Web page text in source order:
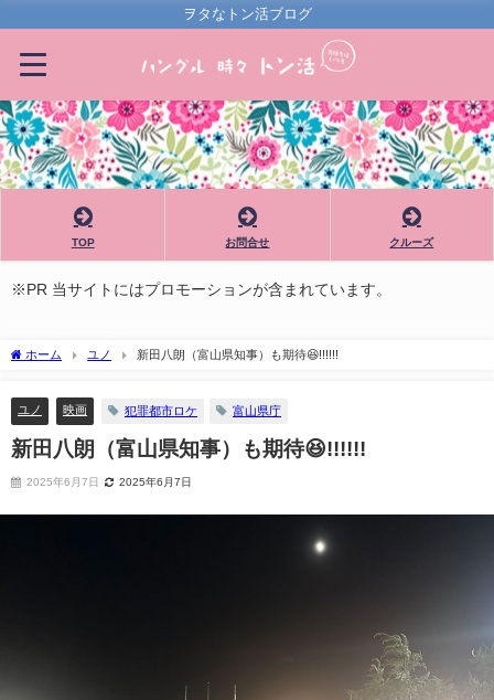
ヲタなトン活ブログ
TOP お問合せ クルーズ
※PR 当サイトにはプロモーションが含まれています。
ホーム ユノ 新田八朗（富山県知事）も期待😆!!!!!!
ユノ 映画 犯罪都市ロケ 富山県庁
新田八朗（富山県知事）も期待😆!!!!!!
2025年6月7日 2025年6月7日